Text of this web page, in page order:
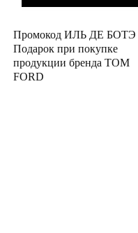
Промокод ИЛЬ ДЕ
Подарок при покупке
продукции бренда TOM
FORD